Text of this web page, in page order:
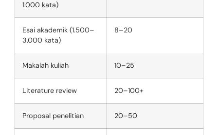
1.000 kata)
Esai akademik (1.500–
3.000 kata)
8–20
Makalah kuliah 10–25
Literature review 20–100+
Proposal penelitian 20–50